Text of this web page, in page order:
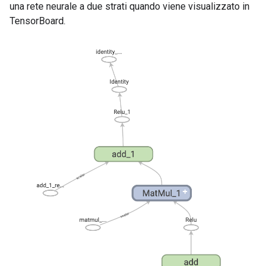
una rete neurale a due strati quando viene visualizzato in
TensorBoard.